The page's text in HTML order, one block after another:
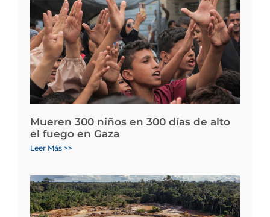
Mueren 300 niños en 300 días de alto
el fuego en Gaza
Leer Más >>